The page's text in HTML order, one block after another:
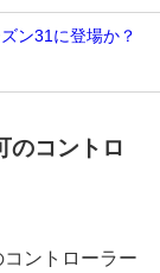
ン31に登場か？
のコントロ
ントローラー